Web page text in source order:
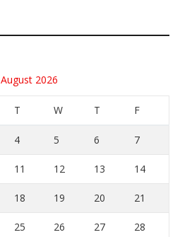
August 2026
T W T F
4 5 6 7
11 12 13 14
18 19 20 21
25 26 27 28